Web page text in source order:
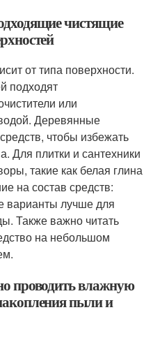
чистящие
от типа поверхности.
подходят
или
Деревянные
чтобы избежать
Для плитки и сантехники
такие как белая глина
на состав средств:
варианты лучше для
Также важно читать
на небольшом
проводить влажную
пыли и